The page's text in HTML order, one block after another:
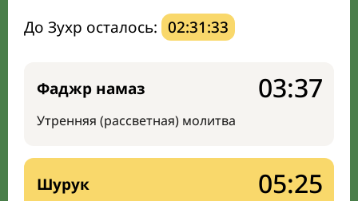
До Зухр осталось: 02:31:32
Фаджр намаз
Утренняя (рассветная) молитва
03:37
Шурук 05:25